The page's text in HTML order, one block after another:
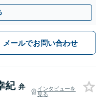
メールでお問い合わせ
紀 弁
インタビューを
見る